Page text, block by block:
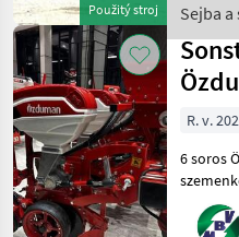
Použitý stroj
Sejba
R. v.
6 soros
tárcsás I
MBV